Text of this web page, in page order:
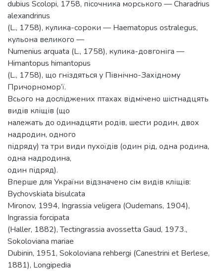
dubius Scolopi, 1758, пісочника морського — Charadrius
alexandrinus
(L., 1758), кулика-сороки — Haematopus ostralegus,
кульона великого —
Numenius arquata (L., 1758), кулика-довгоніга —
Himantopus himantopus
(L., 1758), що гніздяться у Північно-Західному
Причорномор’ї.
Всього на досліджених птахах відмічено шістнадцять
видів кліщів (що
належать до одинадцяти родів, шести родин, двох
надродин, одного
підряду) та три види пухоїдів (один рід, одна родина,
одна надродина,
один підряд).
Вперше для України відзначено сім видів кліщів:
Bychovskiata bisulcata
Mironov, 1994, Ingrassia veligera (Oudemans, 1904),
Ingrassia forcipata
(Haller, 1882), Tectingrassia avossetta Gaud, 1973.,
Sokoloviana mariae
Dubinin, 1951, Sokoloviana rehbergi (Canestrini et Berlese,
1881), Longipedia